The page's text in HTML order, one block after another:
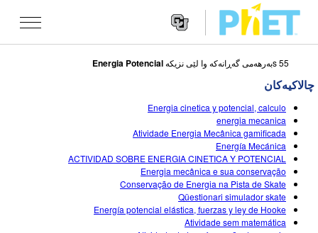
Search
the
PhET
Website
Navigation
شێوه کاریه کان
All Sims
فیزیا
بیرکاری
کیمیا
STUDIO
About Studio
Customizable Sims
Start a Free Trial
TEACHING
گه ڕان له ناوچالاکیه کان
Contribute an Activity
تۆژینه وه
INITIATIVES
55 sبه‌رهه‌می گه‌ڕانه‌که‌ وا لێی نزیکه Energia Potencial
چالاکیه‌کان
Energia cinetica y potencial, calculo
energia mecanica
Atividade Energia Mecânica gamificada
Energía Mecánica
ACTIVIDAD SOBRE ENERGIA CINETICA Y POTENCIAL
Energia mecânica e sua conservação
Conservação de Energia na Pista de Skate
Qüestionari simulador skate
Energía potencial elástica, fuerzas y ley de Hooke
Atividade sem matemática